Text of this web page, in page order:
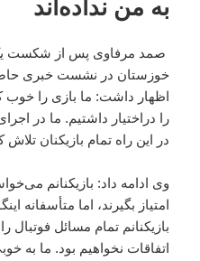
صمد مرفاوی پس از شکست
خوزستان در نشست خبری
اظهار داشت: ما بازی را خوب
را دراختیار داشتیم. ما در
در این راه تمام بازیکنان تلاش
وی ادامه داد: بازیکنانم
امتیاز بگیرند، اما متأسفانه
بازیکنانم تمام مسائل فوتبال
اتفاقات نخواهیم بود. ما به